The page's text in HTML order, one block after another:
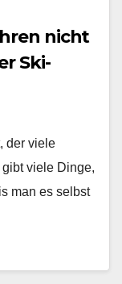
nicht
Ski-
der viele
viele Dinge,
man es selbst